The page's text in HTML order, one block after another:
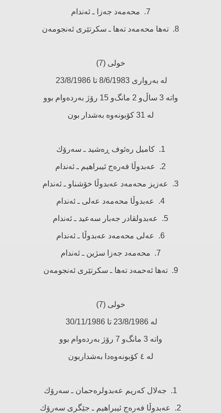
7. محەمەد جەزا ـ ئەندام
8. تەها محەمەد تەها ـ سكرتێری ئەنجومەن
خولی (7)
لە بەرواری 8/6/1983 تا 23/8/1986
واتە 3 ساڵ‌و 2 مانگ‌و 15 رۆژ بەردەوام بوو
لە 31 كۆبونەوە بەشدار بون
1. كامیل رەئوف ڕەشید ـ سەرۆك
2. عەبدوڵا فەرەج ئیبراهیم ـ ئەندام
3. عەزیز محەمەد عەبدوڵا خۆشناو ـ ئەندام
4. عەبدوڵا محەمەد عەلی ـ ئەندام
5. عەبدولقادر جەبار سەعید ـ ئەندام
6. عەلی محەمەد عەبدوڵا ـ ئەندام
7. محەمەد جەزا سژین ـ ئەندام
9. تەها ئەحمەد تەها ـ سكرتێری ئەنجومەن
خولی (7)
لە 23/8/1986 تا 30/11/1986
واتە 3 مانگ‌و 7 رۆژ بەردەوام بوو
لە ٤ كۆبونەوەدا بەشداربون
1. جەلال كەریم عەبدولرەحمان ـ سەرۆك
2. عەبدوڵا فەرەج ئیبراهیم ـ جێگری سەرۆك